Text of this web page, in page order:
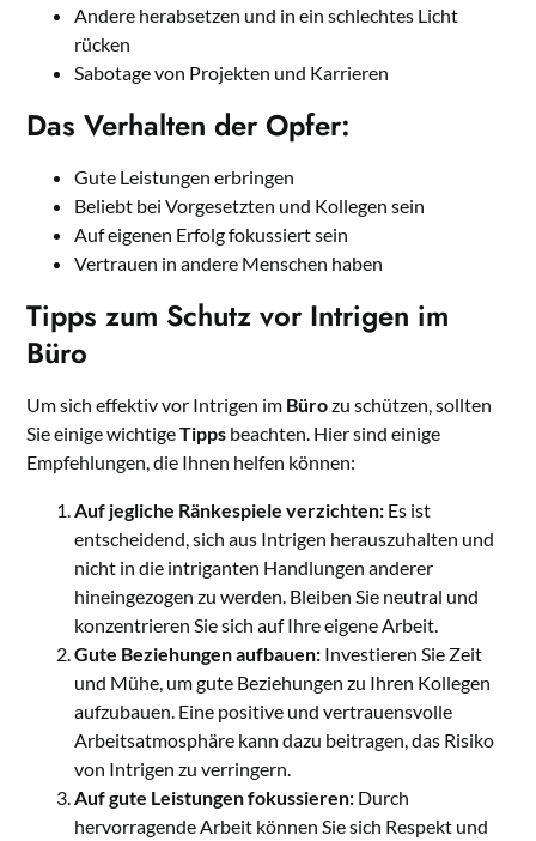
Andere herabsetzen und in ein schlechtes Licht
rücken
Sabotage von Projekten und Karrieren
Das Verhalten der Opfer:
Gute Leistungen erbringen
Beliebt bei Vorgesetzten und Kollegen sein
Auf eigenen Erfolg fokussiert sein
Vertrauen in andere Menschen haben
Tipps zum Schutz vor Intrigen im
Büro
Um sich effektiv vor Intrigen im Bürozu schützen, sollten
Sie einige wichtigeTipps beachten. Hier sind einige
Empfehlungen, die Ihnen helfen können:
Auf jegliche Ränkespiele verzichten: Es ist
entscheidend, sich aus Intrigen herauszuhalten und
nicht in die intriganten Handlungen anderer
hineingezogen zu werden. Bleiben Sie neutral und
konzentrieren Sie sich auf Ihre eigene Arbeit.
Gute Beziehungen aufbauen: Investieren Sie Zeit
und Mühe, um gute Beziehungen zu Ihren Kollegen
aufzubauen. Eine positive und vertrauensvolle
Arbeitsatmosphäre kann dazu beitragen, das Risiko
von Intrigen zu verringern.
Auf gute Leistungen fokussieren: Durch
hervorragende Arbeit können Sie sich Respekt und